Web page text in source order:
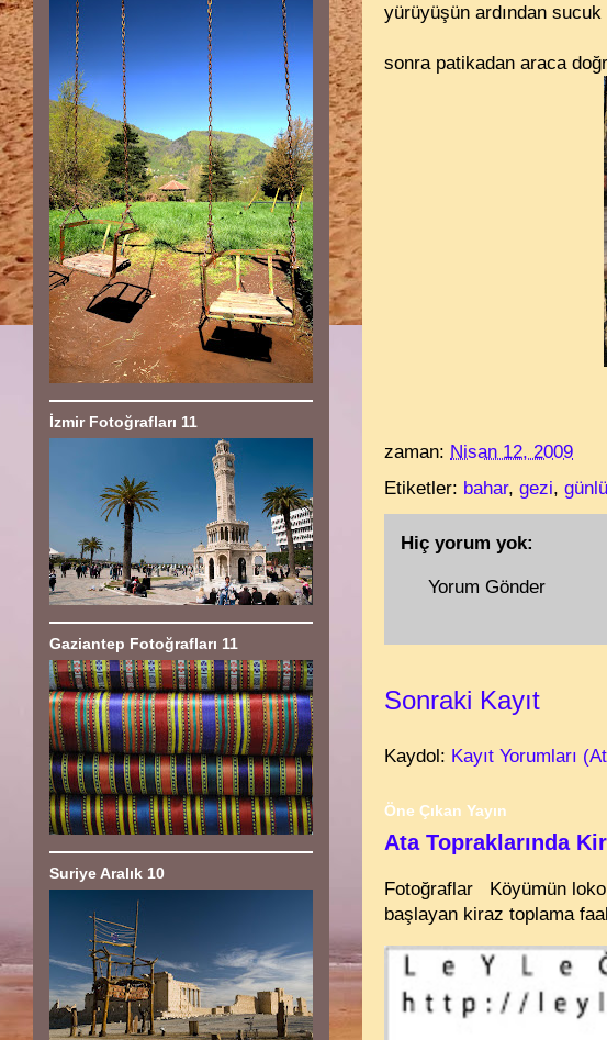
yürüyüşün ardından
sonra patikadan araca
zaman: Nisan 12, 2009
Etiketler: bahar, gezi,
Hiç yorum yok:
Yorum Gönder
Sonraki Kayıt
Kaydol: Kayıt Yorumları
Öne Çıkan Yayın
Ata Topraklarında
Fotoğraflar Köyümün
başlayan kiraz toplama
İzmir Fotoğrafları 11
Gaziantep Fotoğrafları 11
Suriye Aralık 10